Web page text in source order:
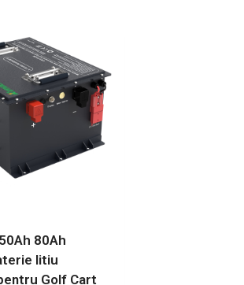
80Ah
litiu
Golf Cart